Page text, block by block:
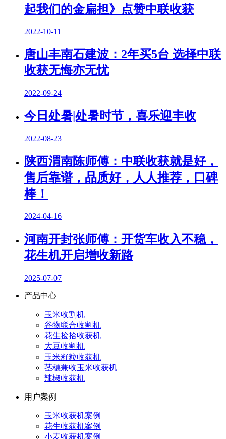
起我们的金扁担》点赞中联收获
2022-10-11
唐山丰南石建波：2年买5台 选择中联
收获无悔亦无忧
2022-09-24
今日处暑|处暑时节，喜乐迎丰收
2022-08-23
陕西渭南陈师傅：中联收获就是好，
售后靠谱，品质好，人人推荐，口碑
棒！
2024-04-16
河南开封张师傅：开货车收入不稳，
花生机开启增收新路
2025-07-07
产品中心
玉米收割机
谷物联合收割机
花生捡拾收获机
大豆收割机
玉米籽粒收获机
茎穗兼收玉米收获机
辣椒收获机
用户案例
玉米收获机案例
花生收获机案例
小麦收获机案例